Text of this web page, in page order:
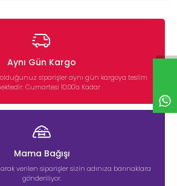
Aynı Gün Kargo
olduğunuz siparişler aynı gün kargoya teslim
Cumartesi 10:00'a Kadar
Mama Bağışı
verilen siparişler sizin adınıza barınaklara
gönderiliyor.